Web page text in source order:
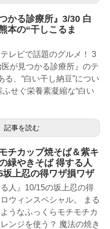
かる診療所』3/30 白
本の“干しこるま
レビで話題のグルメ！ 3
が見つかる診療所』のテ
る、“白い干し納豆”につい
せぐ栄養素凝縮な“白い
記事を読む
チカップ焼そば＆紫キ
緑やきそば 得する人
坂上忍の得ワザ損ワザ
る人』10/15の坂上忍の得
ウィンスペシャル。 まる
うなふっくらモチモチカ
ンジを使う？ 魔法の焼き